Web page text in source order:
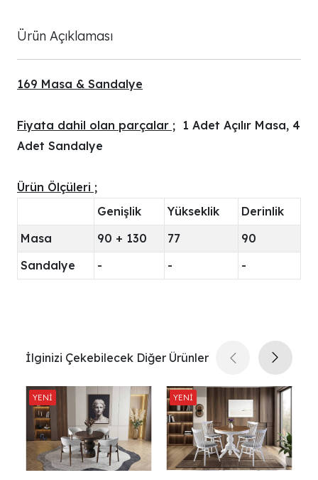
Ürün Açıklaması
169 Masa & Sandalye
Fiyata dahil olan parçalar ; 1 Adet Açılır Masa, 4
Adet Sandalye
Ürün Ölçüleri ;
Genişlik
Yükseklik
Derinlik
Masa
90 + 130 77
90
Sandalye
- - -
İlginizi Çekebilecek Diğer Ürünler